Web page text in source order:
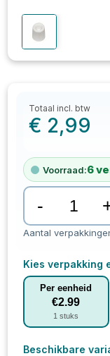
Totaal incl. btw
€ 2,99
Voorraad:6
-
Aantal
Kies verpakking
Per eenheid
€2.99
1 stuks
Beschikbare